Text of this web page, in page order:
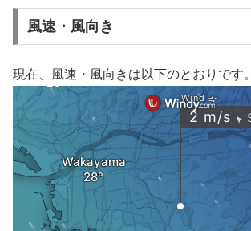
風速・風向き
現在、風速・風向きは以下のとおりです。